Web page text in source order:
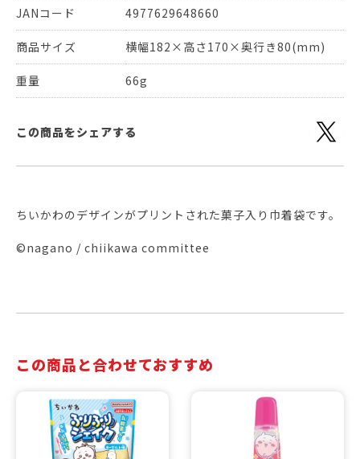
JANコード 4977629648660
商品サイズ 横幅182×高さ170×奥行き80(mm)
重量 66g
この商品をシェアする
ちいかわのデザインがプリントされた菓子入り巾着袋です。
©nagano / chiikawa committee
この商品と合わせておすすめ